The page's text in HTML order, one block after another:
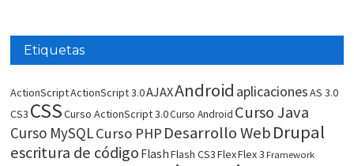
Etiquetas
ActionScriptActionScript 3.0AJAXAndroid aplicacionesAS 3.0
CS3 CSSCurso ActionScript 3.0Curso Android Curso Java
Curso MySQLCurso PHP Desarrollo WebDrupal
escritura de código FlashFlash CS3FlexFlex 3 Framework